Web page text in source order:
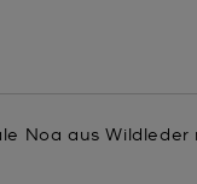
Noa aus Wildleder